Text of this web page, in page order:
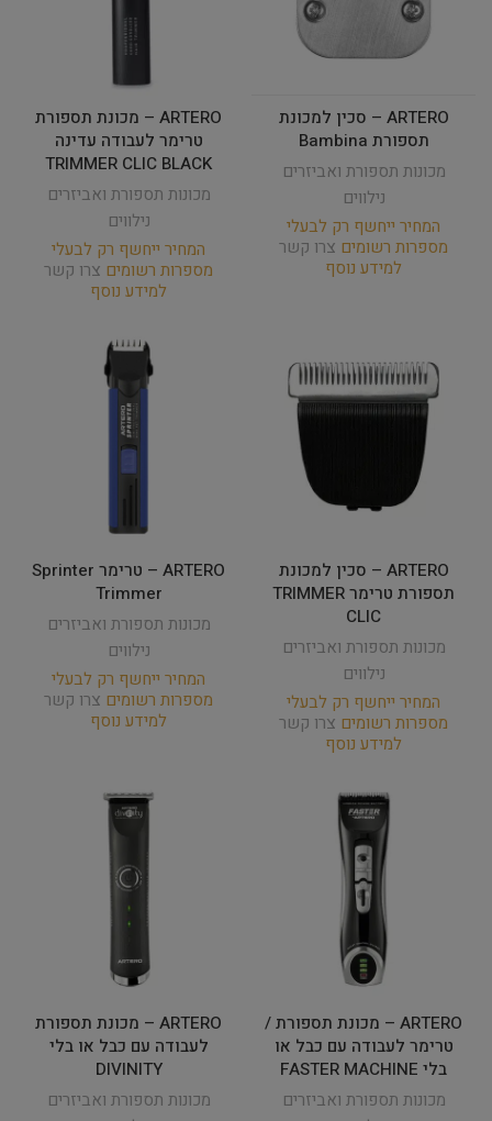
ARTERO – סכין למכונת
תספורת Bambina
מכונות תספורת ואביזרים
נילווים
המחיר ייחשף רק לבעלי
מספרות רשומים צרו קשר
למידע נוסף
ARTERO – מכונת תספורת
טרימר לעבודה עדינה
TRIMMER CLIC BLACK
מכונות תספורת ואביזרים
נילווים
המחיר ייחשף רק לבעלי
מספרות רשומים צרו קשר
למידע נוסף
ARTERO – סכין למכונת
תספורת טרימר TRIMMER
CLIC
מכונות תספורת ואביזרים
נילווים
המחיר ייחשף רק לבעלי
מספרות רשומים צרו קשר
למידע נוסף
ARTERO – טרימר Sprinter
Trimmer
מכונות תספורת ואביזרים
נילווים
המחיר ייחשף רק לבעלי
מספרות רשומים צרו קשר
למידע נוסף
ARTERO – מכונת תספורת /
טרימר לעבודה עם כבל או
בלי FASTER MACHINE
מכונות תספורת ואביזרים
ARTERO – מכונת תספורת
לעבודה עם כבל או בלי
DIVINITY
מכונות תספורת ואביזרים